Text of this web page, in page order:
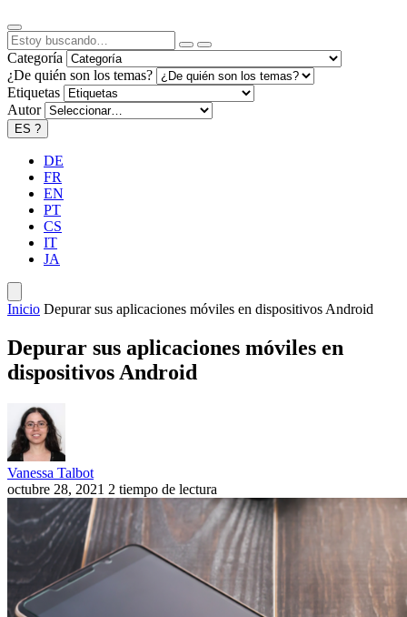
Categoría
¿De quién son los temas?
Etiquetas
Autor
ES ?
DE
FR
EN
PT
CS
IT
JA
Inicio Depurar sus aplicaciones móviles en dispositivos Android
Depurar sus aplicaciones móviles en
dispositivos Android
Vanessa Talbot
octubre 28, 2021 2 tiempo de lectura